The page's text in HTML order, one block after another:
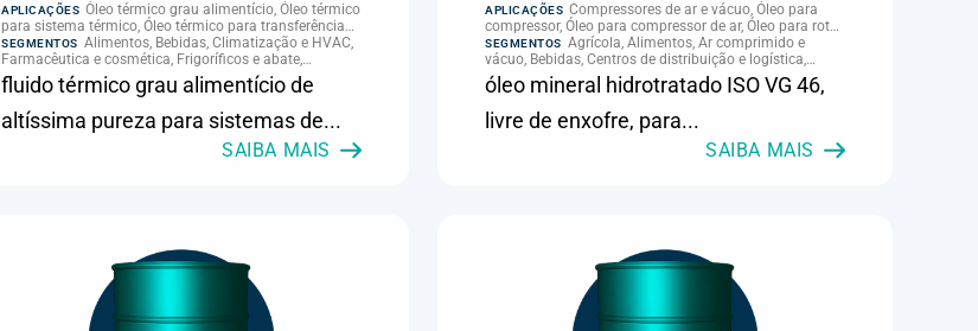
APLICAÇÕES Óleo térmico grau alimentício, Óleo térmico
para sistema térmico, Óleo térmico para transferência
de calor, Transferência térmica
SEGMENTOS Alimentos, Bebidas, Climatização e HVAC,
Farmacêutica e cosmética, Frigoríficos e abate,
Laticínios, Panificação, Supermercados e refrigeração
comercial
fluido térmico grau alimentício de
altíssima pureza para sistemas de...
SAIBA MAIS
APLICAÇÕES Compressores de ar e vácuo, Óleo para
compressor, Óleo para compressor de ar, Óleo para rotor
de compressor, Refrigeração, climatização e
compressores
SEGMENTOS Agrícola, Alimentos, Ar comprimido e
vácuo, Bebidas, Centros de distribuição e logística,
Cimento, Climatização e HVAC, Data center,
Eletroeletrônica, Embalagens e latas, Energia (geração),
Eólico, Farmacêutica e cosmética, Frigoríficos e abate,
Laticínios, Madeira e móveis, Metalmecânica, Metalurgia
e fundição, Mineração, MRO e manutenção industrial,
Naval e portuário, Panificação, Papel e celulose,
óleo mineral hidrotratado ISO VG 46,
livre de enxofre, para...
SAIBA MAIS